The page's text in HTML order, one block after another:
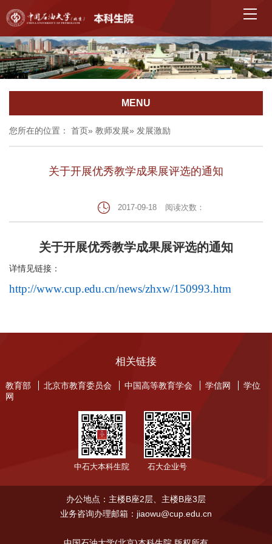
MENU
您所在的位置： 首页» 教师发展» 发展激励
关于开展优秀教学成果展评选的通知
2017-09-18 阅读次数：
关于开展优秀教学成果展评选的通知
详情见链接：
http://www.cup.edu.cn/news/zhxw/150993.htm
相关链接
教育部 北京市教育委员会 中国高等教育学会 学信网
学位
网
中石大本科生院 石大企业号
办公地点：主楼B座2层、主楼B座3层
业务咨询办理邮箱：jiaowu@cup.edu.cn